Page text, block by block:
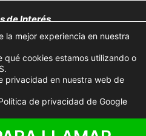
de Interés
Privacidad
Cookies
de ti 24 horas• Creado con
la mejor experiencia en nuestra
qué cookies estamos utilizando o
privacidad en nuestra web de
de privacidad de Google